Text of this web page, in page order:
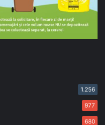
1.256
977
680